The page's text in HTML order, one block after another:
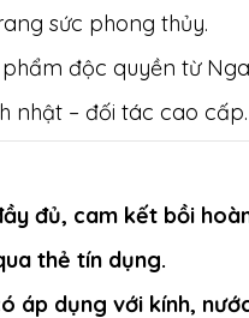
sức phong thủy.
độc quyền từ
nhật – đối tác cao cấp.
đủ, cam kết bồi
thẻ tín dụng.
áp dụng với kính,